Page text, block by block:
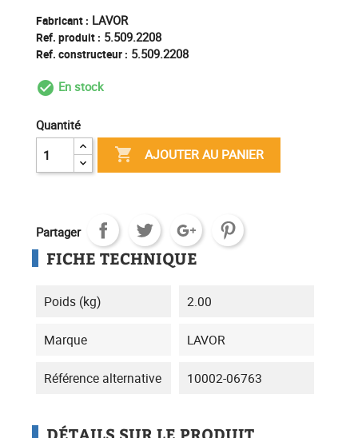
Fabricant : LAVOR
Ref. produit : 5.509.2208
Ref. constructeur : 5.509.2208
check_circle_outline
En stock
Quantité
 AJOUTER AU PANIER
Partager
FICHE TECHNIQUE
Poids (kg) 2.00
Marque LAVOR
Référence alternative 10002-06763